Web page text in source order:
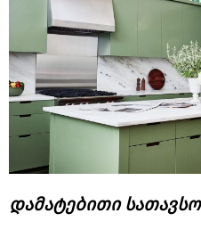
დამატებითი სათავსო